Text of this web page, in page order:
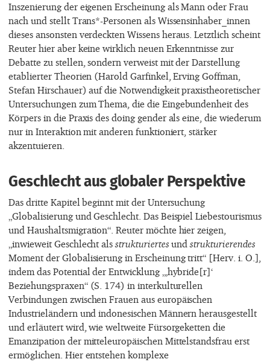
Inszenierung der eigenen Erscheinung als Mann oder Frau
nach und stellt Trans*-Personen als Wissensinhaber_innen
dieses ansonsten verdeckten Wissens heraus. Letztlich scheint
Reuter hier aber keine wirklich neuen Erkenntnisse zur
Debatte zu stellen, sondern verweist mit der Darstellung
etablierter Theorien (Harold Garfinkel, Erving Goffman,
Stefan Hirschauer) auf die Notwendigkeit praxistheoretischer
Untersuchungen zum Thema, die die Eingebundenheit des
Körpers in die Praxis des doing gender als eine, die wiederum
nur in Interaktion mit anderen funktioniert, stärker
akzentuieren.
Geschlecht aus globaler Perspektive
Das dritte Kapitel beginnt mit der Untersuchung
„Globalisierung und Geschlecht. Das Beispiel Liebestourismus
und Haushaltsmigration“. Reuter möchte hier zeigen,
„inwieweit Geschlecht alsstrukturiertes undstrukturierendes
Moment der Globalisierung in Erscheinung tritt“ [Herv. i. O.],
indem das Potential der Entwicklung „‚hybride[r]‘
Beziehungspraxen“ (S. 174) in interkulturellen
Verbindungen zwischen Frauen aus europäischen
Industrieländern und indonesischen Männern herausgestellt
und erläutert wird, wie weltweite Fürsorgeketten die
Emanzipation der mitteleuropäischen Mittelstandsfrau erst
ermöglichen. Hier entstehen komplexe